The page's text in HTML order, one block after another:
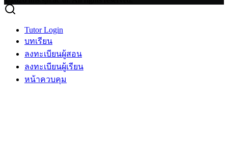
Tutor Login
บทเรียน
ลงทะเบียนผู้สอน
ลงทะเบียนผู้เรียน
หน้าควบคุม